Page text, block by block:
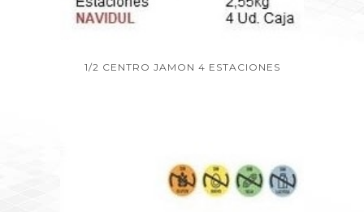
1/2 CENTRO JAMON 4 ESTACIONES